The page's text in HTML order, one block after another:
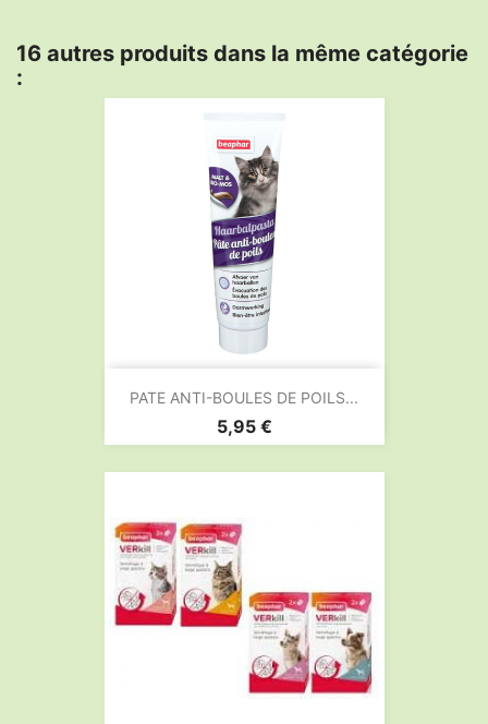
16 autres produits dans la même catégorie
:
PATE ANTI-BOULES DE POILS...
Prix
5,95 €